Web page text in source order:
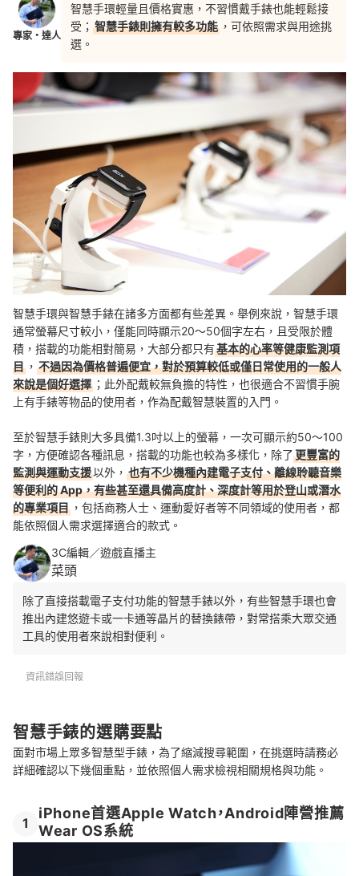
智慧手錶可以接LINE電話嗎？
看更多不同品牌的智慧手錶選擇
專家・達人
智慧手環輕量且價格實惠，不習慣戴手錶也能輕鬆接
受； 智慧手錶則擁有較多功能 ，可依照需求與用途挑
選。
智慧手環與智慧手錶在諸多方面都有些差異。舉例來說，智慧手環
通常螢幕尺寸較小，僅能同時顯示20～50個字左右，且受限於體
積，搭載的功能相對簡易，大部分都只有基本的心率等健康監測項
目 ， 不過因為價格普遍便宜，對於預算較低或僅日常使用的一般人
來說是個好選擇 ；此外配戴較無負擔的特性，也很適合不習慣手腕
上有手錶等物品的使用者，作為配戴智慧裝置的入門。
至於智慧手錶則大多具備1.3吋以上的螢幕，一次可顯示約50～100
字，方便確認各種訊息，搭載的功能也較為多樣化，除了更豐富的
監測與運動支援以外， 也有不少機種內建電子支付、離線聆聽音樂
等便利的 App，有些甚至還具備高度計、深度計等用於登山或潛水
的專業項目 ，包括商務人士、運動愛好者等不同領域的使用者，都
能依照個人需求選擇適合的款式。
3C編輯／遊戲直播主
菜頭
除了直接搭載電子支付功能的智慧手錶以外，有些智慧手環也會
推出內建悠遊卡或一卡通等晶片的替換錶帶，對常搭乘大眾交通
工具的使用者來說相對便利。
資訊錯誤回報
智慧手錶的選購要點
面對市場上眾多智慧型手錶，為了縮減搜尋範圍，在挑選時請務必
詳細確認以下幾個重點，並依照個人需求檢視相關規格與功能。
1
iPhone首選Apple Watch，Android陣營推薦
Wear OS系統